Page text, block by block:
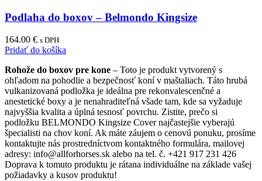
Podlaha do boxov – Belmondo Kingsize
164.00 € s DPH
Pridať do košíka
Rohože do boxov pre kone – Toto je produkt vytvorený s
ohľadom na pohodlie a bezpečnosť koní v maštaliach. Táto hrubá
vulkanizovaná podložka je ideálna pre rekonvalescenčné a
anestetické boxy a je nenahraditeľná všade tam, kde sa vyžaduje
najvyššia kvalita a úplná tesnosť povrchu. Zistite, prečo si
podložku BELMONDO Kingsize Cover najčastejšie vyberajú
špecialisti na chov koní. Ak máte záujem o cenovú ponuku, prosíme
kontaktujte nás prostredníctvom kontaktného formulára, mailovej
adresy: info@allforhorses.sk alebo na tel. č. +421 917 231 426
Doprava k tomuto produktu je rátana individuálne na základe vašej
požiadavky a kusov produktu!